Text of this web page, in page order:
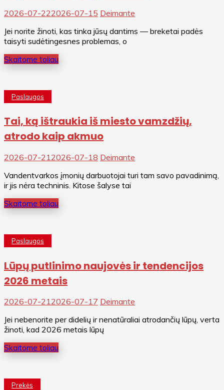
2026-07-222026-07-15 Deimante
Jei norite žinoti, kas tinka jūsų dantims — breketai padės
taisyti sudėtingesnes problemas, o
Skaitome toliau
Paslaugos
Tai, ką ištraukia iš miesto vamzdžių,
atrodo kaip akmuo
2026-07-21 2026-07-18 Deimante
Vandentvarkos įmonių darbuotojai turi tam savo pavadinimą,
ir jis nėra techninis. Kitose šalyse tai
Skaitome toliau
Paslaugos
Lūpų putlinimo naujovės ir tendencijos
2026 metais
2026-07-212026-07-17 Deimante
Jei nebenorite per didelių ir nenatūraliai atrodančių lūpų, verta
žinoti, kad 2026 metais lūpų
Skaitome toliau
Prekės